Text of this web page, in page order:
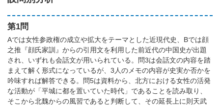
第1問
Aでは女性参政権の成立や拡大をテーマとした近現代史、Bでは顔
之推『顔氏家訓』からの引用文を利用した前近代の中国史が出題
され、いずれも会話文が用いられている。問3は会話文の内容を踏
まえて解く形式になっているが、3人のメモの内容が史実か否かを
吟味すれば解答できる。問5は資料から、北方における女性の活発
な活動が「平城に都を置いていた時代」であることを読み取り、
そこから北魏からの風習であると判断して、その延長上に則天武